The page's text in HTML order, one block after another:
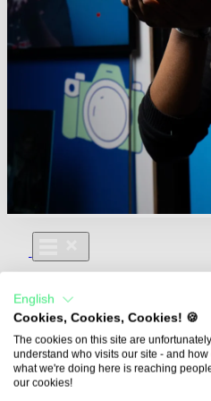
Aus- und Weiterbildungen
Für Lehre & Ausbildung
Media For You
Über Uns
English
Cookies, Cookies, Cookies! 🍪
The cookies on this site are
understand who visits our site - and
what we're doing here is reaching
our cookies!